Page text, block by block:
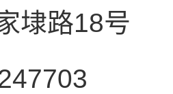
埭路18号